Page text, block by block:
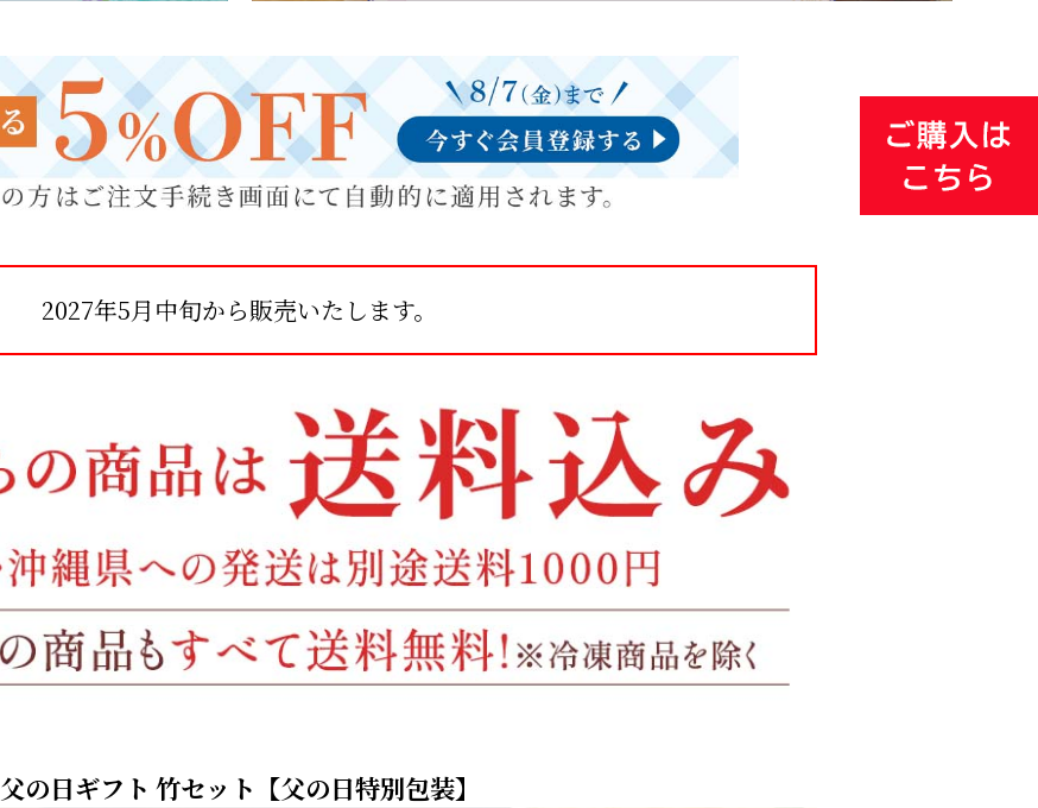
2027年5月中旬から販売いたします。
父の日ギフト 竹セット【父の日特別包装】